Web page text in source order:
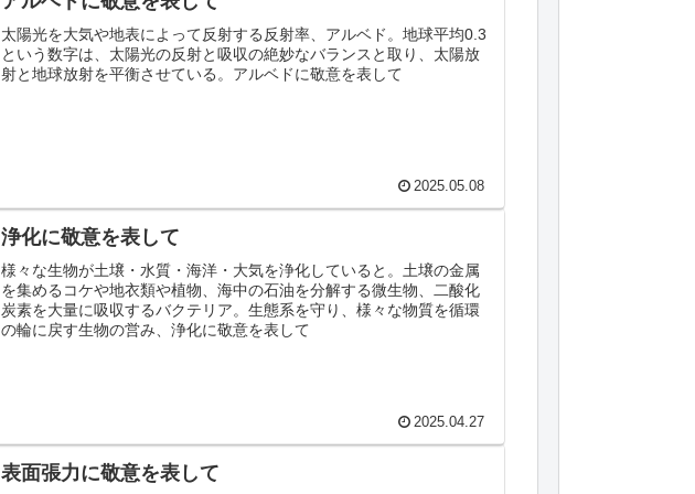
太陽光を大気や地表によって反射する反射率、アルベド。地球平均0.3
という数字は、太陽光の反射と吸収の絶妙なバランスと取り、太陽放
射と地球放射を平衡させている。アルベドに敬意を表して
2025.05.08
浄化に敬意を表して
様々な生物が土壌・水質・海洋・大気を浄化していると。土壌の金属
を集めるコケや地衣類や植物、海中の石油を分解する微生物、二酸化
炭素を大量に吸収するバクテリア。生態系を守り、様々な物質を循環
の輪に戻す生物の営み、浄化に敬意を表して
2025.04.27
表面張力に敬意を表して